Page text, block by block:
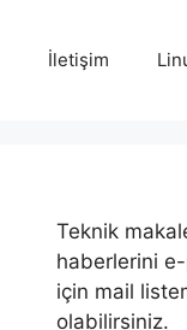
İletişim
Teknik
haberlerini
için mail
olabilirsiniz.